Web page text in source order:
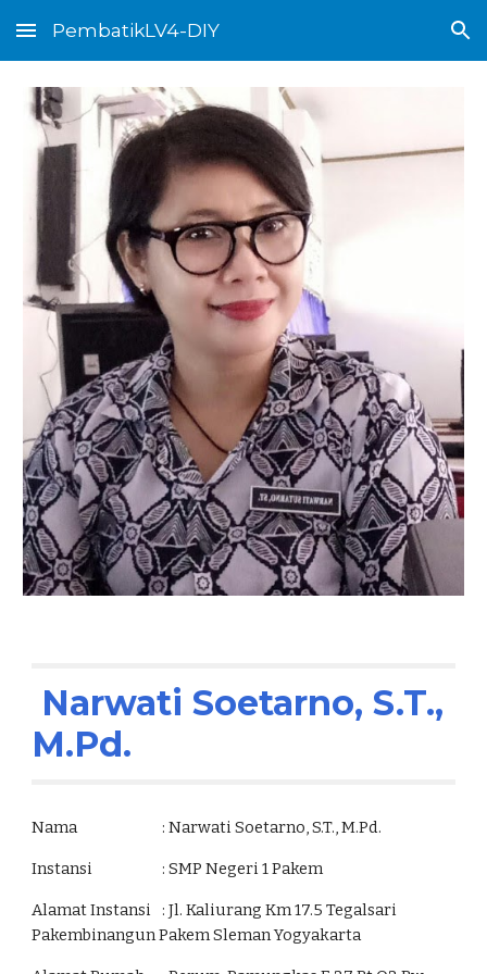
Skip to main content Skip to navigation
PembatikLV4-DIY
M.Pd.
Nama : Narwati Soetarno, S.T., M.Pd.
Instansi : SMP Negeri 1 Pakem
Alamat Instansi
: Jl. Kaliurang Km 17.5 Tegalsari
Pakembinangun Pakem Sleman Yogyakarta